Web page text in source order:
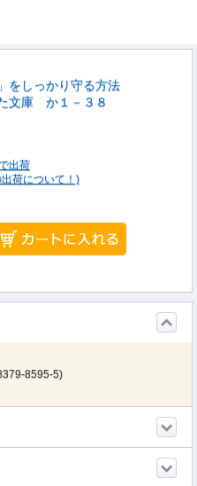
をしっかり守る方法
文庫 か１－３８
出荷
荷について！)
8595-5)